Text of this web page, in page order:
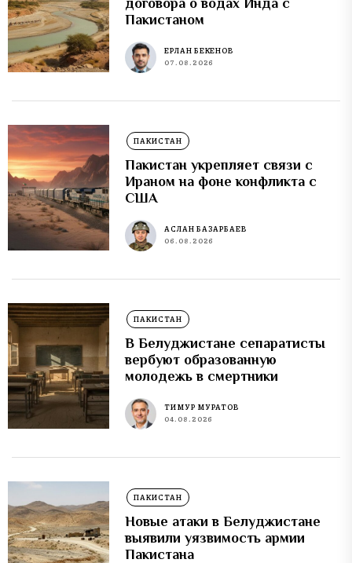
Пакистаном
ЕРЛАН БЕКЕНОВ
07.08.2026
ПАКИСТАН
Пакистан укрепляет связи с
Ираном на фоне конфликта с
США
АСЛАН БАЗАРБАЕВ
06.08.2026
ПАКИСТАН
В Белуджистане сепаратисты
вербуют образованную
молодежь в смертники
ТИМУР МУРАТОВ
04.08.2026
ПАКИСТАН
Новые атаки в Белуджистане
выявили уязвимость армии
Пакистана